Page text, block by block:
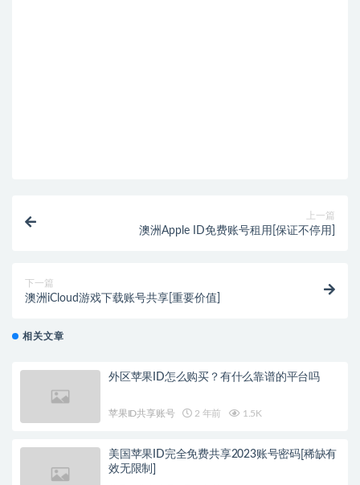
上一篇
澳洲Apple ID免费账号租用[保证不停用]
下一篇
澳洲iCloud游戏下载账号共享[重要价值]
相关文章
外区苹果ID怎么购买？有什么靠谱的平台吗
苹果ID共享账号 2 年前 1.5K
美国苹果ID完全免费共享2023账号密码[稀缺有
效无限制]